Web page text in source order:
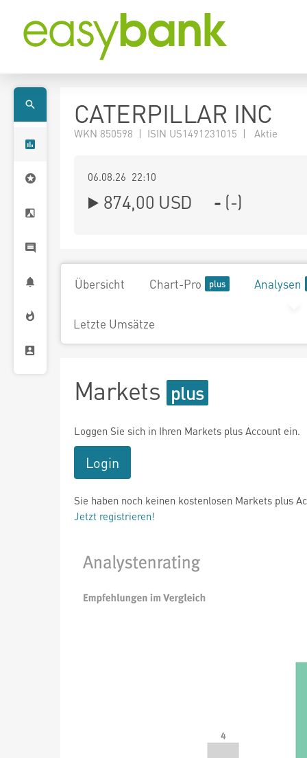
CATERPILLAR INC
WKN 850598 | ISIN US1491231015 | Aktie
06.08.26 22:10
874,00 USD - (-)
Übersicht Chart-Pro Analysen
Letzte Umsätze
Markets
Loggen Sie sich in Ihren Markets plus Account ein.
Login
Sie haben noch keinen kostenlosen Markets plus
Jetzt registrieren!